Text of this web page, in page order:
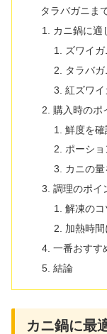
タラバガニま
カニ鍋に適
ズワイガ
タラバガ
紅ズワイ
購入時のポ
鮮度を確
ポーショ
カニの
調理のポイ
解凍のコ
加熱時
一番おすす
結論
カニ鍋に最